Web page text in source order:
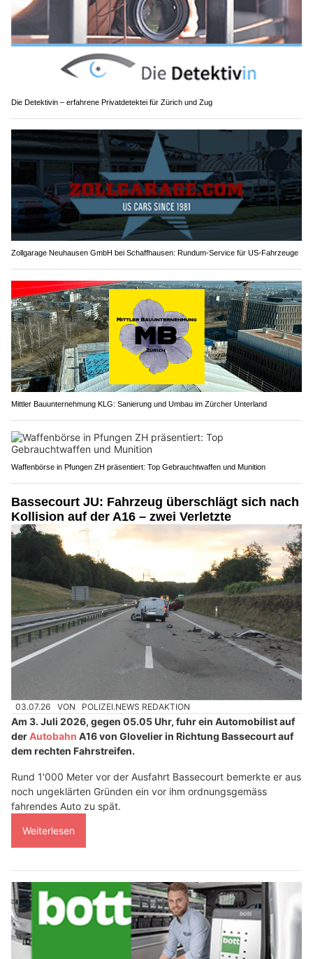
Die Detektivin – erfahrene Privatdetektei für Zürich und Zug
Zollgarage Neuhausen GmbH bei Schaffhausen: Rundum-Service für US-Fahrzeuge
Mittler Bauunternehmung KLG: Sanierung und Umbau im Zürcher Unterland
Waffenbörse in Pfungen ZH präsentiert: Top Gebrauchtwaffen und Munition
Bassecourt JU: Fahrzeug überschlägt sich nach
Kollision auf der A16 – zwei Verletzte
03.07.26 VON POLIZEI.NEWS REDAKTION
Am 3. Juli 2026, gegen 05.05 Uhr, fuhr ein Automobilist auf
derAutobahn A16 von Glovelier in Richtung Bassecourt auf
dem rechten Fahrstreifen.
Rund 1'000 Meter vor der Ausfahrt Bassecourt bemerkte er aus
noch ungeklärten Gründen ein vor ihm ordnungsgemäss
fahrendes Auto zu spät.
Weiterlesen